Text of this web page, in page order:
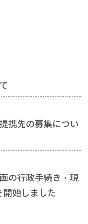
携先の募集につい
の行政手続き・現
始しました